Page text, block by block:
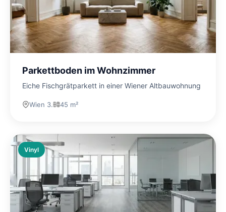
Parkettboden im Wohnzimmer
Eiche Fischgrätparkett in einer Wiener Altbauwohnung
Wien 3. 45 m²
Vinyl